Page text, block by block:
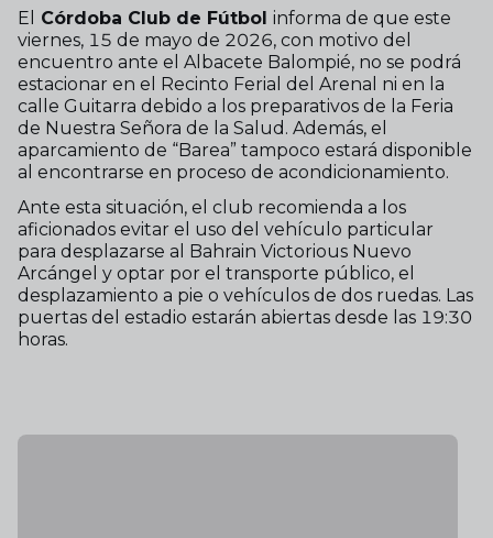
El Córdoba Club de Fútbol informa de que este
viernes, 15 de mayo de 2026, con motivo del
encuentro ante el Albacete Balompié, no se podrá
estacionar en el Recinto Ferial del Arenal ni en la
calle Guitarra debido a los preparativos de la Feria
de Nuestra Señora de la Salud. Además, el
aparcamiento de “Barea” tampoco estará disponible
al encontrarse en proceso de acondicionamiento.
Ante esta situación, el club recomienda a los
aficionados evitar el uso del vehículo particular
para desplazarse al Bahrain Victorious Nuevo
Arcángel y optar por el transporte público, el
desplazamiento a pie o vehículos de dos ruedas. Las
puertas del estadio estarán abiertas desde las 19:30
horas.